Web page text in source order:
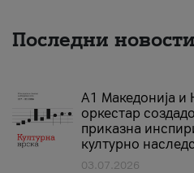
Последни новости
А1 Македонија и
оркестар
приказна
културно
03.07.2026